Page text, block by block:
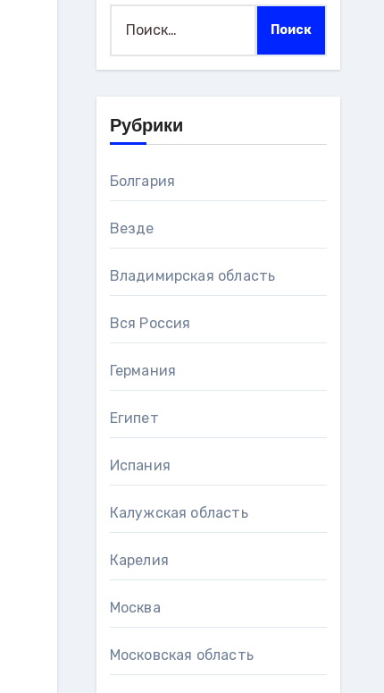
Рубрики
Болгария
Везде
Владимирская область
Вся Россия
Германия
Египет
Испания
Калужская область
Карелия
Москва
Московская область